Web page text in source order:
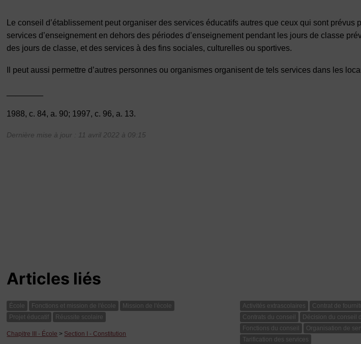
Le conseil d’établissement peut organiser des services éducatifs autres que ceux qui sont
services d’enseignement en dehors des périodes d’enseignement pendant les jours de classe
des jours de classe, et des services à des fins sociales, culturelles ou sportives.
Il peut aussi permettre d’autres personnes ou organismes organisent de tels services dans les
1988, c. 84, a. 90; 1997, c. 96, a. 13.
Dernière mise à jour : 11 avril 2022 à 09:15
Articles liés
École Fonctions et mission de l'école
Mission de l'école
Projet éducatif
Réussite scolaire
Chapitre III - École > Section I - Constitution
Activités extrascolaires
Contrat de
Contrats du conseil
Décision du conseil
Fonctions du conseil
Organisation de
Tarification des services